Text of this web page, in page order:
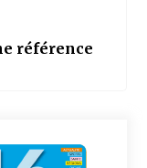
référence